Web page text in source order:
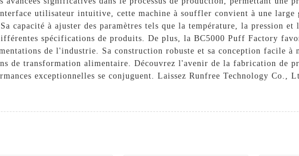
utilisateur intuitive, cette machine à souffler convient à une large
capacité à ajuster des paramètres tels que la température, la pression
spécifications de produits. De plus, la BC5000 Puff Factory
de l'industrie. Sa construction robuste et sa conception facile
de transformation alimentaire. Découvrez l'avenir de la fabrication de
exceptionnelles se conjuguent. Laissez Runfree Technology Co.,